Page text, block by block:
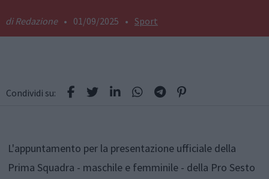
Redazione • 01/09/2025 • Sport
Condividi su:
L'appuntamento per la presentazione ufficiale della
Prima Squadra - maschile e femminile - della Pro Sesto